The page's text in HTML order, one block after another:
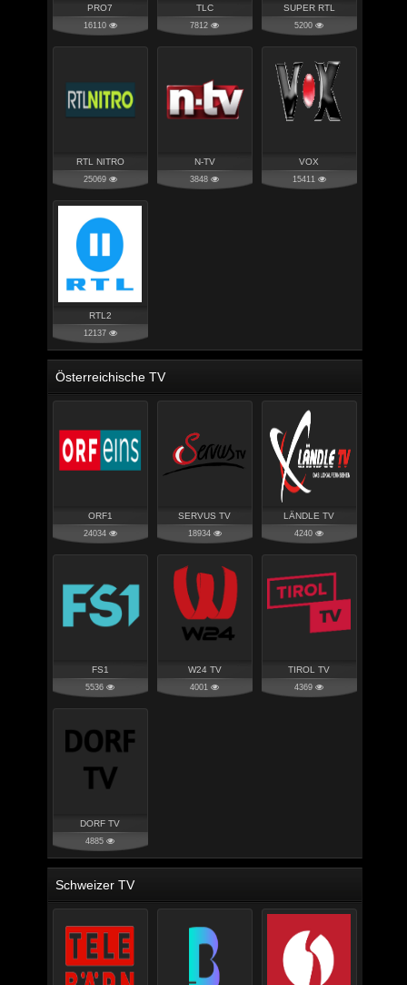
PRO7
16110
TLC
7812
SUPER RTL
5200
RTL NITRO
25069
N-TV
3848
VOX
15411
RTL2
12137
Österreichische TV
ORF1
24034
SERVUS TV
18934
LÄNDLE TV
4240
FS1
5536
W24 TV
4001
TIROL TV
4369
DORF TV
4885
Schweizer TV